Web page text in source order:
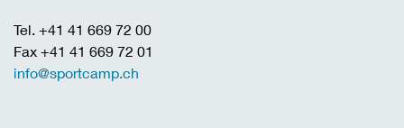
Tel. +41 41 669 72 00
Fax +41 41 669 72 01
info@sportcamp.ch